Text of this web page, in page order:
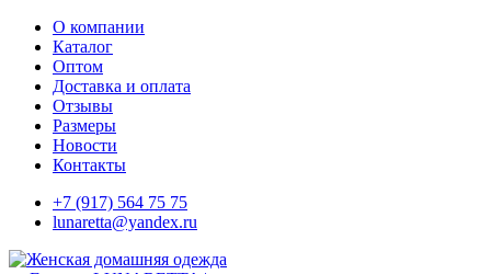
Skip
content
О компании
Каталог
Оптом
Доставка и оплата
Отзывы
Размеры
Новости
Контакты
+7 (917) 564 75 75
lunaretta@yandex.ru